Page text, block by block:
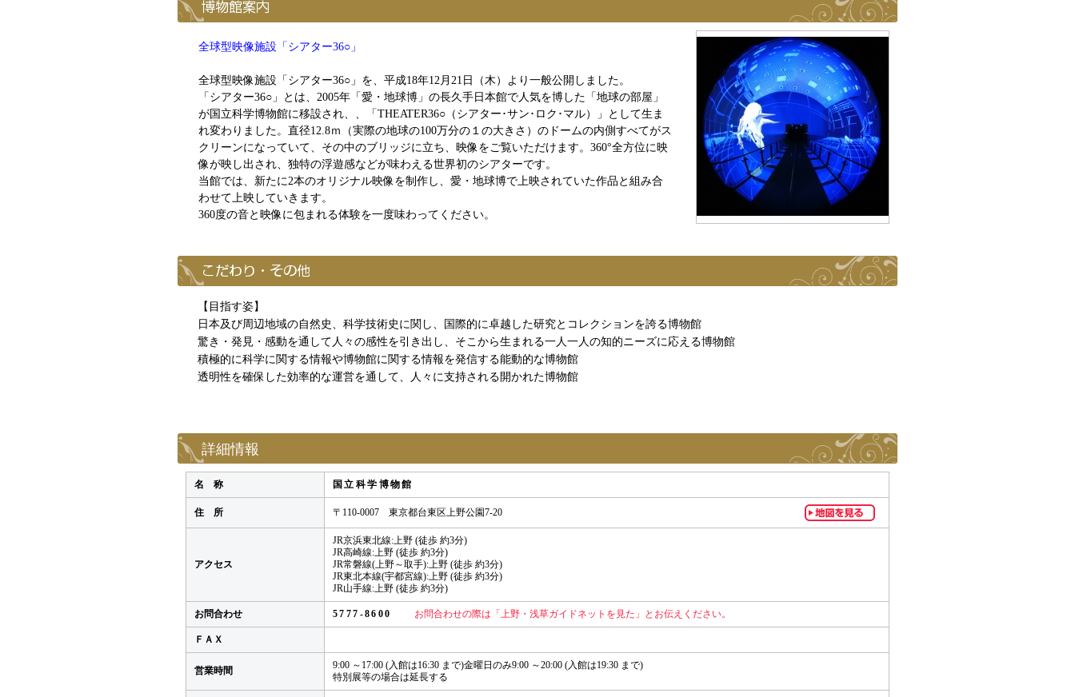
全球型映像施設「シアター36○」
全球型映像施設「シアター36○」を、平成18年12月21日（木）より一般公開しました。
「シアター36○」とは、2005年「愛・地球博」の長久手日本館で人気を博した「地球の部屋」
が国立科学博物館に移設され、、「THEATER36○（シアター･サン･ロク･マル）」として生ま
れ変わりました。直径12.8ｍ（実際の地球の100万分の１の大きさ）のドームの内側すべてがス
クリーンになっていて、その中のブリッジに立ち、映像をご覧いただけます。360°全方位に映
像が映し出され、独特の浮遊感などが味わえる世界初のシアターです。
当館では、新たに2本のオリジナル映像を制作し、愛・地球博で上映されていた作品と組み合
わせて上映していきます。
360度の音と映像に包まれる体験を一度味わってください。
【目指す姿】
日本及び周辺地域の自然史、科学技術史に関し、国際的に卓越した研究とコレクションを誇る博物館
驚き・発見・感動を通して人々の感性を引き出し、そこから生まれる一人一人の知的ニーズに応える博物館
積極的に科学に関する情報や博物館に関する情報を発信する能動的な博物館
透明性を確保した効率的な運営を通して、人々に支持される開かれた博物館
詳細情報
名 称 国立科学博物館
住 所 〒110-0007 東京都台東区上野公園7-20
アクセス
JR京浜東北線:上野 (徒歩 約3分)
JR高崎線:上野 (徒歩 約3分)
JR常磐線(上野～取手):上野 (徒歩 約3分)
JR東北本線(宇都宮線):上野 (徒歩 約3分)
JR山手線:上野 (徒歩 約3分)
お問合わせ 5777-8600 お問合わせの際は「上野・浅草ガイドネットを見た」とお伝えください。
ＦＡＸ
営業時間
9:00 ～17:00 (入館は16:30 まで)金曜日のみ9:00 ～20:00 (入館は19:30 まで)
特別展等の場合は延長する